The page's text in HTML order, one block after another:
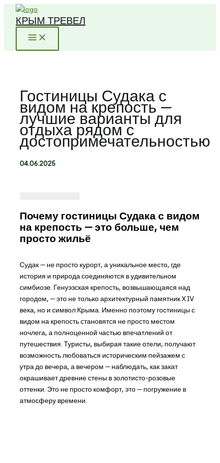
Перейти
КРЫМ ТРЕВЕЛ
Гостиницы Судака с
видом на крепость —
лучшие варианты для
отдыха рядом с
достопримечательностью
04.06.2025
Почему гостиницы Судака с видом
на крепость — это больше, чем
просто жильё
Судак — не просто курорт, а уникальное место, где
история и природа соединяются в удивительном
симбиозе. Генуэзская крепость, возвышающаяся над
городом, — это не только архитектурный памятник XIV
века, но и символ Крыма. Именно поэтому гостиницы с
видом на крепость становятся не просто местом
ночлега, а полноценной частью впечатлений от
путешествия. Туристы, выбирая такие отели, получают
возможность любоваться историческим пейзажем с
утра до вечера, а вечером — наблюдать, как закат
окрашивает древние стены в золотисто-розовые
оттенки. Это не просто комфорт, это — погружение в
атмосферу времени.